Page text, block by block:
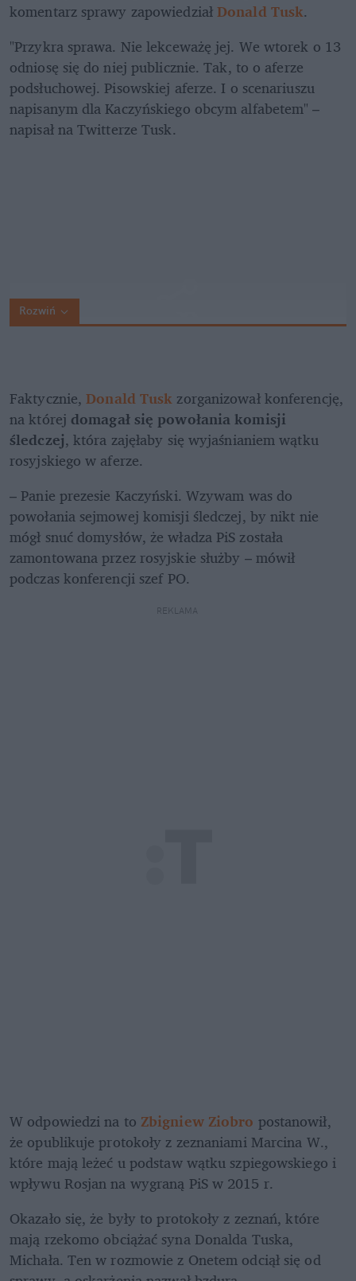
komentarz sprawy zapowiedział Donald Tusk.
"Przykra sprawa. Nie lekceważę jej. We wtorek o 13
odniosę się do niej publicznie. Tak, to o aferze
podsłuchowej. Pisowskiej aferze. I o scenariuszu
napisanym dla Kaczyńskiego obcym alfabetem" –
napisał na Twitterze Tusk.
Rozwiń
Faktycznie, Donald Tusk zorganizował konferencję,
na której domagał się powołania komisji
śledczej, która zajęłaby się wyjaśnianiem wątku
rosyjskiego w aferze.
– Panie prezesie Kaczyński. Wzywam was do
powołania sejmowej komisji śledczej, by nikt nie
mógł snuć domysłów, że władza PiS została
zamontowana przez rosyjskie służby – mówił
podczas konferencji szef PO.
REKLAMA
W odpowiedzi na to Zbigniew Ziobro postanowił,
że opublikuje protokoły z zeznaniami Marcina W.,
które mają leżeć u podstaw wątku szpiegowskiego i
wpływu Rosjan na wygraną PiS w 2015 r.
Okazało się, że były to protokoły z zeznań, które
mają rzekomo obciążać syna Donalda Tuska,
Michała. Ten w rozmowie z Onetem odciął się od